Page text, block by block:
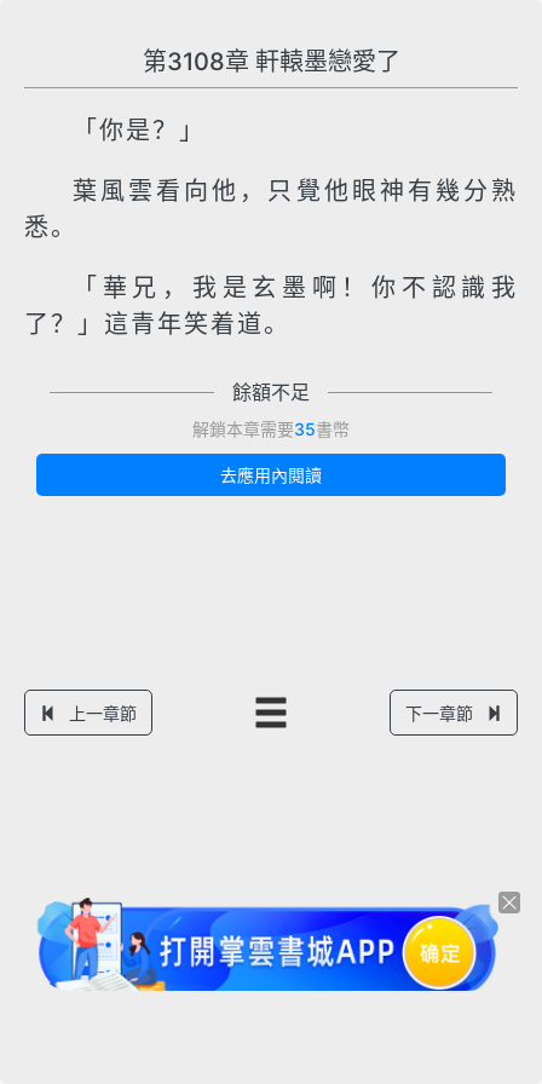
第3108章 軒轅墨戀愛了
「你是？」
葉風雲看向他，只覺他眼神有幾分熟
悉。
「華兄，我是玄墨啊！你不認識我
了？」這青年笑着道。
餘額不足
解鎖本章需要35書幣
去應用內閱讀
上一章節 下一章節